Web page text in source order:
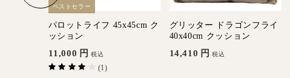
ベストセラー
パロットライフ 45x45cm ク
ッション
11,000 円 税込
(1)
グリッター ドラゴンフライ
40x40cm クッション
14,410 円 税込